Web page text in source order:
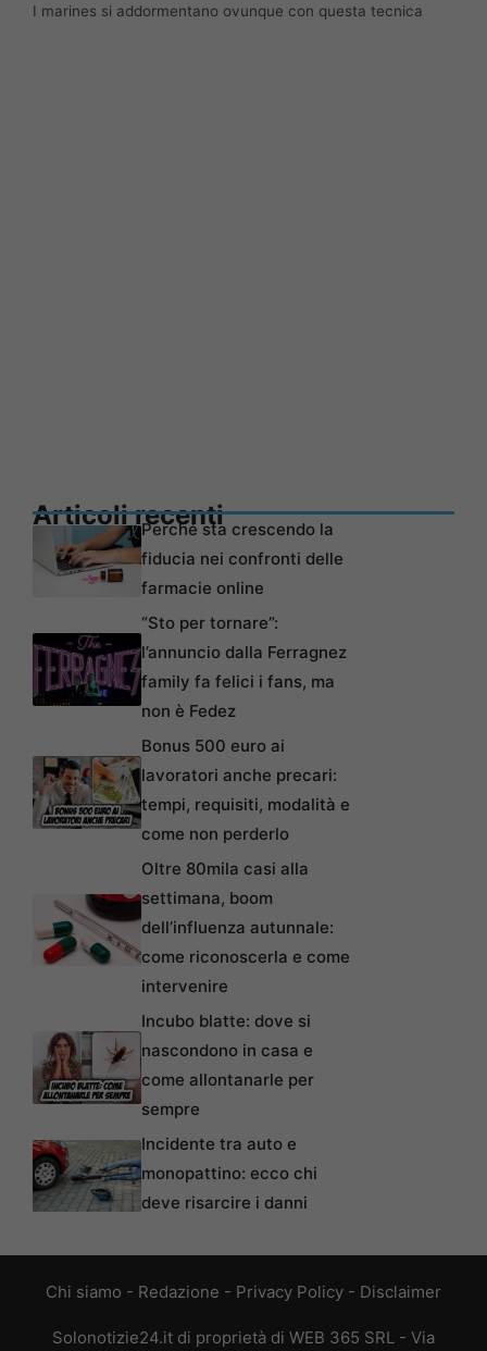
I marines si addormentano ovunque con questa tecnica
Articoli recentiPerché sta crescendo la
fiducia nei confronti delle
farmacie online
“Sto per tornare”:
l’annuncio dalla Ferragnez
family fa felici i fans, ma
non è Fedez
Bonus 500 euro ai
lavoratori anche precari:
tempi, requisiti, modalità e
come non perderlo
Oltre 80mila casi alla
settimana, boom
dell’influenza autunnale:
come riconoscerla e come
intervenire
Incubo blatte: dove si
nascondono in casa e
come allontanarle per
sempre
Incidente tra auto e
monopattino: ecco chi
deve risarcire i danni
Chi siamo - Redazione - Privacy Policy - Disclaimer
Solonotizie24.it di proprietà di WEB 365 SRL - Via